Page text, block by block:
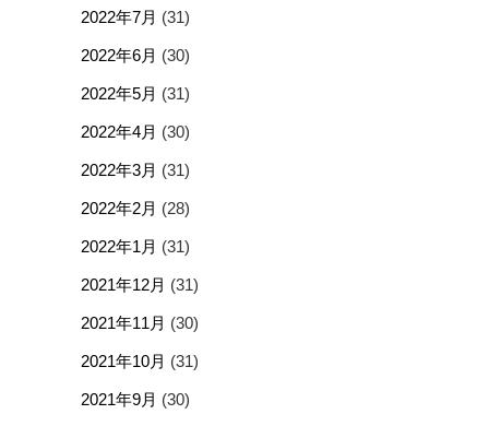
2022年7月 (31)
2022年6月 (30)
2022年5月 (31)
2022年4月 (30)
2022年3月 (31)
2022年2月 (28)
2022年1月 (31)
2021年12月 (31)
2021年11月 (30)
2021年10月 (31)
2021年9月 (30)